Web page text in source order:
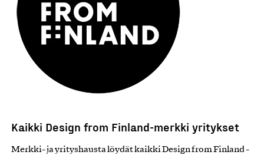
Kaikki Design from Finland-merkki yritykset
Merkki- ja yrityshausta löydät kaikki Design from Finland -